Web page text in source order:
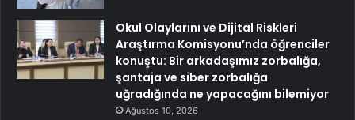
Okul Olaylarını ve Dijital Riskleri
Araştırma Komisyonu’nda öğrenciler
konuştu: Bir arkadaşımız zorbalığa,
şantaja ve siber zorbalığa
uğradığında ne yapacağını bilemiyor
Ağustos 10, 2026